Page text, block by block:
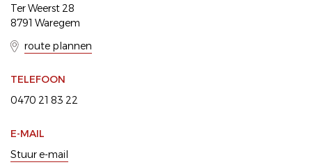
Ter Weerst 28
8791 Waregem
route plannen
TELEFOON
0470 21 83 22
E-MAIL
Stuur e-mail